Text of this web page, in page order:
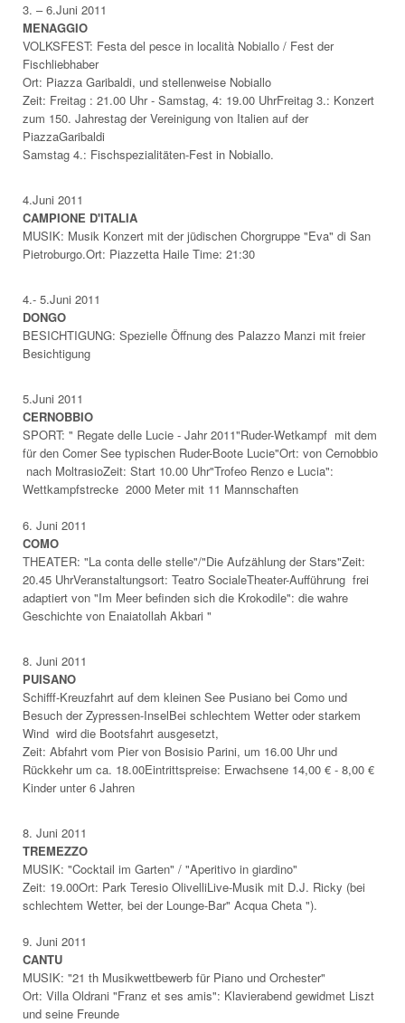
3. – 6.Juni 2011
MENAGGIO
VOLKSFEST: Festa del pesce in località Nobiallo / Fest der
Fischliebhaber
Ort: Piazza Garibaldi, und stellenweise Nobiallo
Zeit: Freitag : 21.00 Uhr - Samstag, 4: 19.00 UhrFreitag 3.: Konzert
zum 150. Jahrestag der Vereinigung von Italien auf der
PiazzaGaribaldi
Samstag 4.: Fischspezialitäten-Fest in Nobiallo.
4.Juni 2011
CAMPIONE D'ITALIA
MUSIK: Musik Konzert mit der jüdischen Chorgruppe "Eva" di San
Pietroburgo.Ort: Piazzetta Haile Time: 21:30
4.- 5.Juni 2011
DONGO
BESICHTIGUNG: Spezielle Öffnung des Palazzo Manzi mit freier
Besichtigung
5.Juni 2011
CERNOBBIO
SPORT: " Regate delle Lucie - Jahr 2011"Ruder-Wetkampf mit dem
für den Comer See typischen Ruder-Boote Lucie"Ort: von Cernobbio
nach MoltrasioZeit: Start 10.00 Uhr"Trofeo Renzo e Lucia":
Wettkampfstrecke 2000 Meter mit 11 Mannschaften
6. Juni 2011
COMO
THEATER: "La conta delle stelle"/"Die Aufzählung der Stars"Zeit:
20.45 UhrVeranstaltungsort: Teatro SocialeTheater-Aufführung frei
adaptiert von "Im Meer befinden sich die Krokodile": die wahre
Geschichte von Enaiatollah Akbari "
8. Juni 2011
PUISANO
Schifff-Kreuzfahrt auf dem kleinen See Pusiano bei Como und
Besuch der Zypressen-InselBei schlechtem Wetter oder starkem
Wind wird die Bootsfahrt ausgesetzt,
Zeit: Abfahrt vom Pier von Bosisio Parini, um 16.00 Uhr und
Rückkehr um ca. 18.00Eintrittspreise: Erwachsene 14,00 € - 8,00 €
Kinder unter 6 Jahren
8. Juni 2011
TREMEZZO
MUSIK: "Cocktail im Garten" / "Aperitivo in giardino"
Zeit: 19.00Ort: Park Teresio OlivelliLive-Musik mit D.J. Ricky (bei
schlechtem Wetter, bei der Lounge-Bar" Acqua Cheta ").
9. Juni 2011
CANTU
MUSIK: "21 th Musikwettbewerb für Piano und Orchester"
Ort: Villa Oldrani "Franz et ses amis": Klavierabend gewidmet Liszt
und seine Freunde